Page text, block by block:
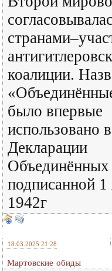
коалиции.
было впервые
использовано в
Декларации
подписанной 1
1942г
18.03.2025 21:28
Мартовские обиды